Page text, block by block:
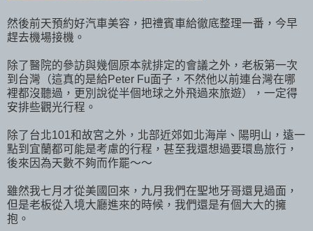
然後前天預約好汽車美容，把禮賓車給徹底整理一番，今早
趕去機場接機。
除了醫院的參訪與幾個原本就排定的會議之外，老板第一次
到台灣（這真的是給Peter Fu面子，不然他以前連台灣在哪
裡都沒聽過，更別說從半個地球之外飛過來旅遊），一定得
安排些觀光行程。
除了台北101和故宮之外，北部近郊如北海岸、陽明山，遠一
點到宜蘭都可能是考慮的行程，甚至我還想過要環島旅行，
後來因為天數不夠而作罷～～
雖然我七月才從美國回來，九月我們在聖地牙哥還見過面，
但是老板從入境大廳進來的時候，我們還是有個大大的擁
抱。